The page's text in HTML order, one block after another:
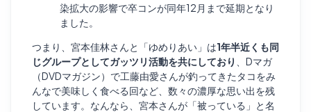
染拡大の影響で卒コンが同年12月まで延期となり
ました。
つまり、宮本佳林さんと「ゆめりあい」は1年半近くも同
じグループとしてガッツリ活動を共にしており
、Dマガ
（DVDマガジン）で工藤由愛さんが釣ってきたタコをみ
んなで美味しく食べる回など、数々の濃厚な思い出を残
しています。なんなら、宮本さんが「被っている」と名